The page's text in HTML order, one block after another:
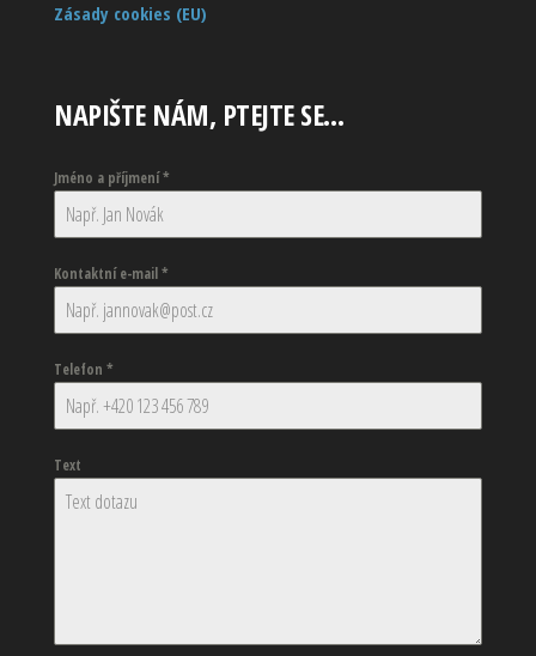
Zásady cookies (EU)
NAPIŠTE NÁM, PTEJTE SE…
Jméno a příjmení*
Kontaktní e-mail*
Telefon *
Text